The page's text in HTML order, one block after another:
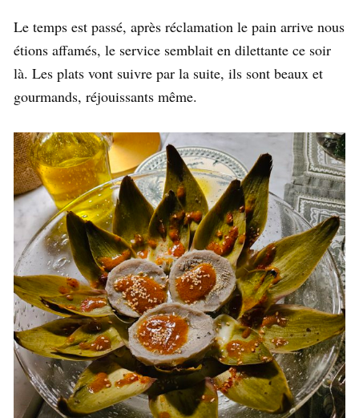
Le temps est passé, après réclamation le pain arrive nous
étions affamés, le service semblait en dilettante ce soir
là. Les plats vont suivre par la suite, ils sont beaux et
gourmands, réjouissants même.